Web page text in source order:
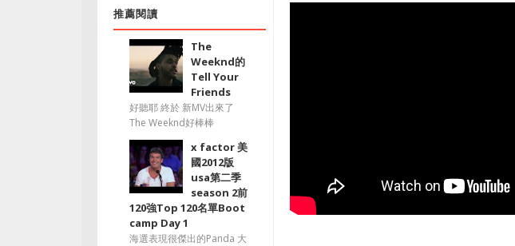
推薦閱讀
The
Weeknd的
Tell Your
Friends
好聽耶 終於 新MV出來了
The Weeknd好棒棒
x factor 美
國2012版
usa第二季
season 2前
120強Top 120名單Boot
camp Day 1
海選表現很傑出的Panda 大